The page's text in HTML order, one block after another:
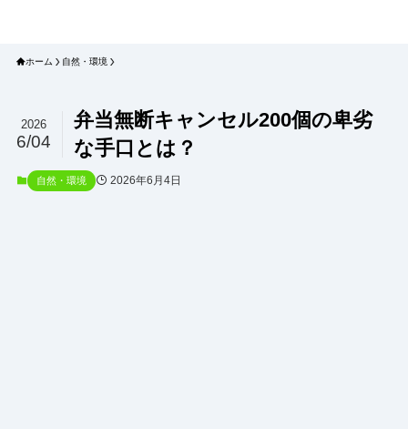
ホーム 自然・環境
弁当無断キャンセル200個の卑劣
な手口とは？
2026
6/04
自然・環境 2026年6月4日